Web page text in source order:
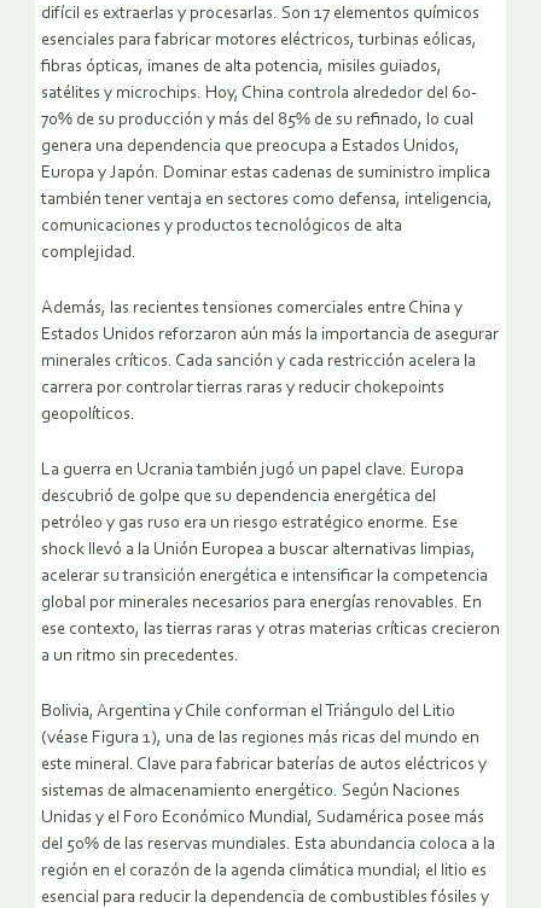
difícil es extraerlas y procesarlas. Son 17 elementos químicos
esenciales para fabricar motores eléctricos, turbinas eólicas,
fibras ópticas, imanes de alta potencia, misiles guiados,
satélites y microchips. Hoy, China controla alrededor del 60-
70% de su producción y más del 85% de su refinado, lo cual
genera una dependencia que preocupa a Estados Unidos,
Europa y Japón. Dominar estas cadenas de suministro implica
también tener ventaja en sectores como defensa, inteligencia,
comunicaciones y productos tecnológicos de alta
complejidad.
Además, las recientes tensiones comerciales entre China y
Estados Unidos reforzaron aún más la importancia de asegurar
minerales críticos. Cada sanción y cada restricción acelera la
carrera por controlar tierras raras y reducir chokepoints
geopolíticos.
La guerra en Ucrania también jugó un papel clave. Europa
descubrió de golpe que su dependencia energética del
petróleo y gas ruso era un riesgo estratégico enorme. Ese
shock llevó a la Unión Europea a buscar alternativas limpias,
acelerar su transición energética e intensificar la competencia
global por minerales necesarios para energías renovables. En
ese contexto, las tierras raras y otras materias críticas crecieron
a un ritmo sin precedentes.
Bolivia, Argentina y Chile conforman el Triángulo del Litio
(véase Figura 1), una de las regiones más ricas del mundo en
este mineral. Clave para fabricar baterías de autos eléctricos y
sistemas de almacenamiento energético. Según Naciones
Unidas y el Foro Económico Mundial, Sudamérica posee más
del 50% de las reservas mundiales. Esta abundancia coloca a la
región en el corazón de la agenda climática mundial; el litio es
esencial para reducir la dependencia de combustibles fósiles y